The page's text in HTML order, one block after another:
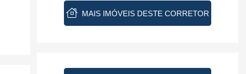
MAIS IMÓVEIS DESTE CORRETOR